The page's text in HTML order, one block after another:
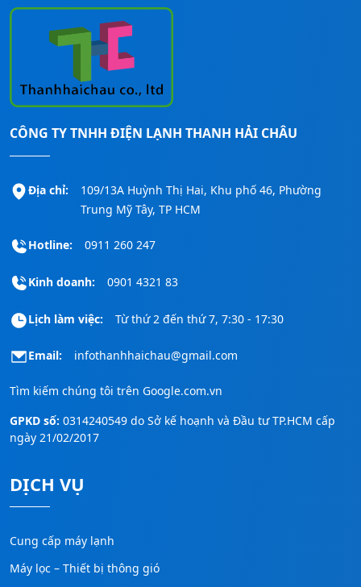
trình nhanh nhất!
CÔNG TY TNHH ĐIỆN LẠNH THANH HẢI CHÂU
Địa chỉ:
109/13A Huỳnh Thị Hai, Khu phố 46, Phường
Trung Mỹ Tây, TP HCM
Hotline: 0911 260 247
Kinh doanh: 0901 4321 83
Lịch làm việc: Từ thứ 2 đến thứ 7, 7:30 - 17:30
Email: infothanhhaichau@gmail.com
Tìm kiếm chúng tôi trên Google.com.vn
GPKD số: 0314240549 do Sở kế hoạnh và Đầu tư TP.HCM cấp
ngày 21/02/2017
DỊCH VỤ
Cung cấp máy lạnh
Máy lọc – Thiết bị thông gió